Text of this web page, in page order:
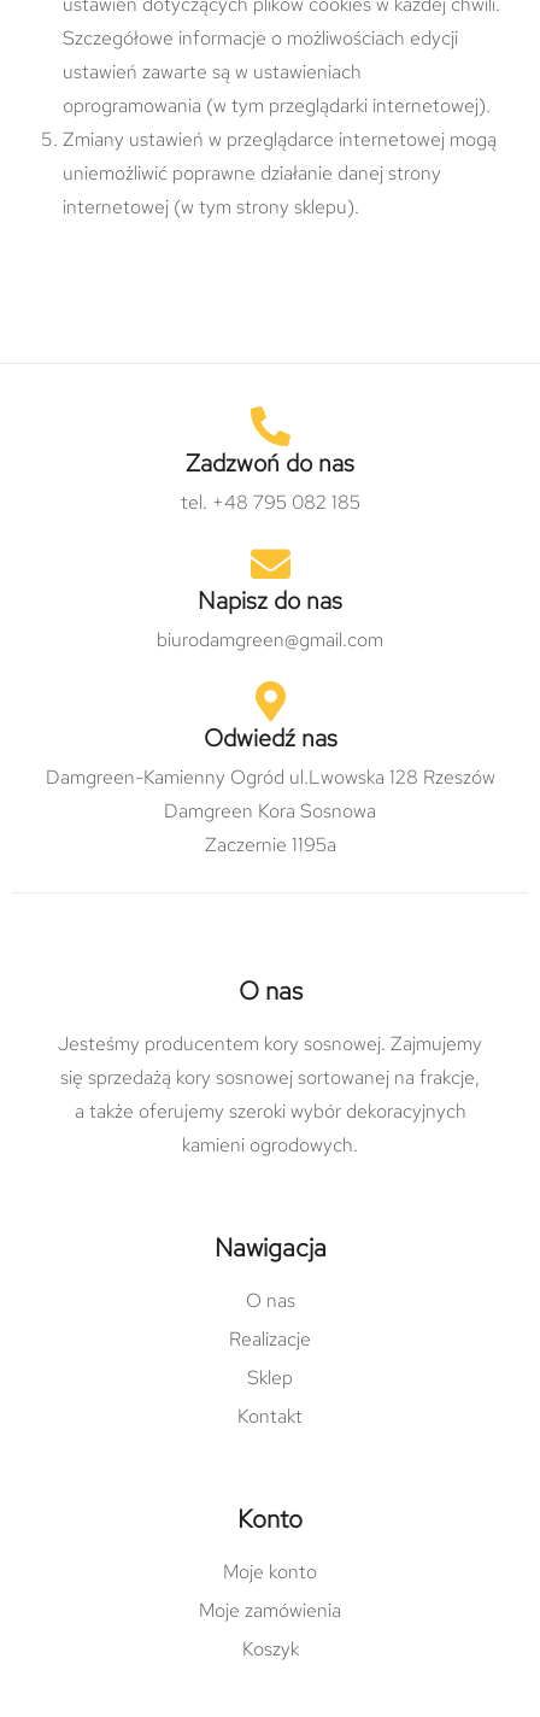
Szczegółowe informacje o możliwościach edycji
ustawień zawarte są w ustawieniach
oprogramowania (w tym przeglądarki internetowej).
Zmiany ustawień w przeglądarce internetowej mogą
uniemożliwić poprawne działanie danej strony
internetowej (w tym strony sklepu).
Zadzwoń do nas
tel. +48 795 082 185
Napisz do nas
biurodamgreen@gmail.com
Odwiedź nas
Damgreen-Kamienny Ogród ul.Lwowska 128 Rzeszów
Damgreen Kora Sosnowa
Zaczernie 1195a
O nas
Jesteśmy producentem kory sosnowej. Zajmujemy
się sprzedażą kory sosnowej sortowanej na frakcje,
a także oferujemy szeroki wybór dekoracyjnych
kamieni ogrodowych.
Nawigacja
O nas
Realizacje
Sklep
Kontakt
Konto
Moje konto
Moje zamówienia
Koszyk